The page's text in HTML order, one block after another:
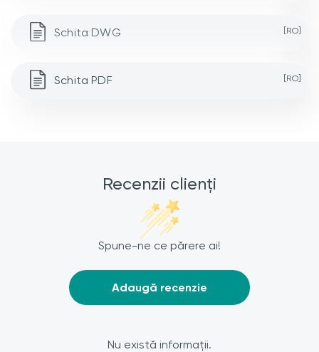
Schita DWG [RO]
Schita PDF [RO]
Recenzii clienți
Spune-ne ce părere ai!
Adaugă recenzie
Nu există informații.